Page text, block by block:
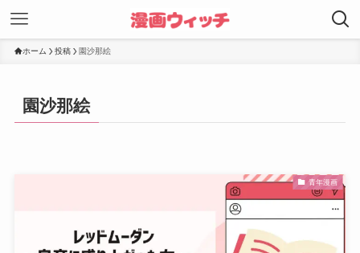
ホーム 投稿 園沙那絵
園沙那絵
青年漫画